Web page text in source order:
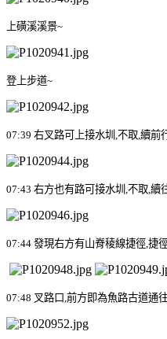
上磺溪溪景~
登上步道~
07:39 右叉路可上接水圳 不取 續前
07:43 右方也有路可接水圳 不取 續
07:44 發現右方有山脊稜線捷徑 捷
07:48 叉路口 前方即為魚路古道通